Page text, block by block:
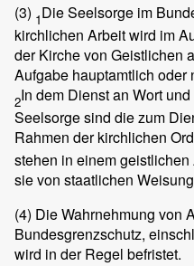
(3) 1Die Seelsorge im
kirchlichen Arbeit wird im
der Kirche von Geistlichen
Aufgabe hauptamtlich oder
2In dem Dienst an Wort
Seelsorge sind die zum
Rahmen der kirchlichen
stehen in einem
sie von staatlichen
(4) Die Wahrnehmung von
Bundesgrenzschutz,
wird in der Regel befristet.